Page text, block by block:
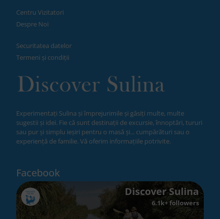
Centru Vizitatori
Despre Noi
Securitatea datelor
Termeni și condiții
Experimentați Sulina și împrejurimile și găsiți multe, multe
sugestii și idei. Fie că sunt destinații de excursie, înnoptări, tururi
sau pur și simplu ieșiri pentru o masă și... cumpărături sau o
experiență de familie. Vă oferim informațiile potrivite.
Facebook
Discover Sulina
6.1k+ followers